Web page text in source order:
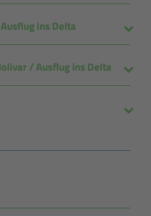
ins Delta
/ Ausflug ins Delta